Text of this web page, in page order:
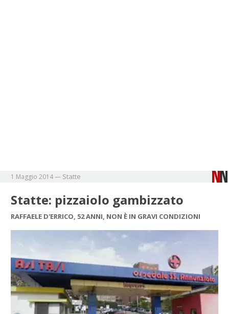
1 Maggio 2014— Statte
Statte: pizzaiolo gambizzato
RAFFAELE D'ERRICO, 52 ANNI, NON È IN GRAVI CONDIZIONI